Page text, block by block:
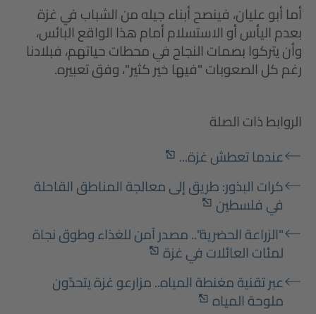
أما أبو عليان، فينصح أبناء جيله من الشباب في غزة
بعدم اليأس أو الاستسلام أمام هذا الواقع البائس،
وأن يتركوا بصمات النجاح في محطات حياتهم، فبلادنا
رغم كل الصعوبات "فيها خير كثير"، وفق تعبيره.
الروابط ذات الصلة
عندما تعطش غزة...
كرات البذور: طريق إلى معالجة المناطق القاحلة
في فلسطين
"الزراعة الحضرية".. مصدر آمن للغذاء وطوق نجاة
لمئات العائلات في غزة
عبر تقنية مغنطة المياه.. مزارعو غزة يتحدّون
ملوحة المياه